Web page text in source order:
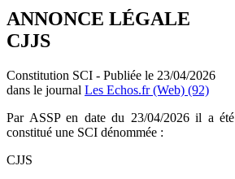
ANNONCE LÉGALE
CJJS
Constitution SCI - Publiée le 23/04/2026
dans le journal Les Echos.fr (Web) (92)
Par ASSP en date du 23/04/2026 il a été
constitué une SCI dénommée :
CJJS